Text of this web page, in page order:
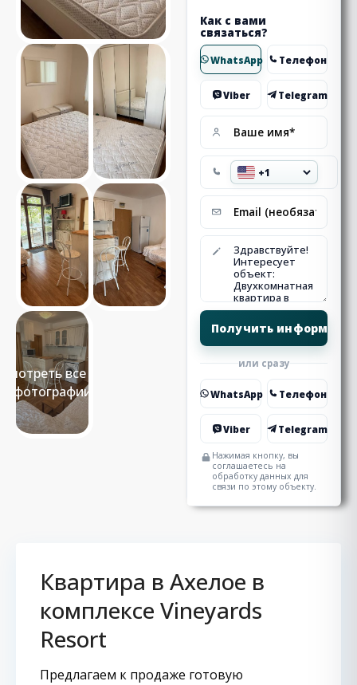
Смотреть все 12
фотографии
Как с вами
связаться?
WhatsApp Телефон
Viber Telegram
или сразу
WhatsApp Телефон
Viber Telegram
Нажимая кнопку, вы
соглашаетесь на
обработку данных для
связи по этому объекту.
Квартира в Ахелое в
комплексе Vineyards
Resort
Предлагаем к продаже готовую